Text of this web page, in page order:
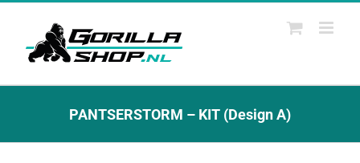
Ga
PANTSERSTORM – KIT (Design A)